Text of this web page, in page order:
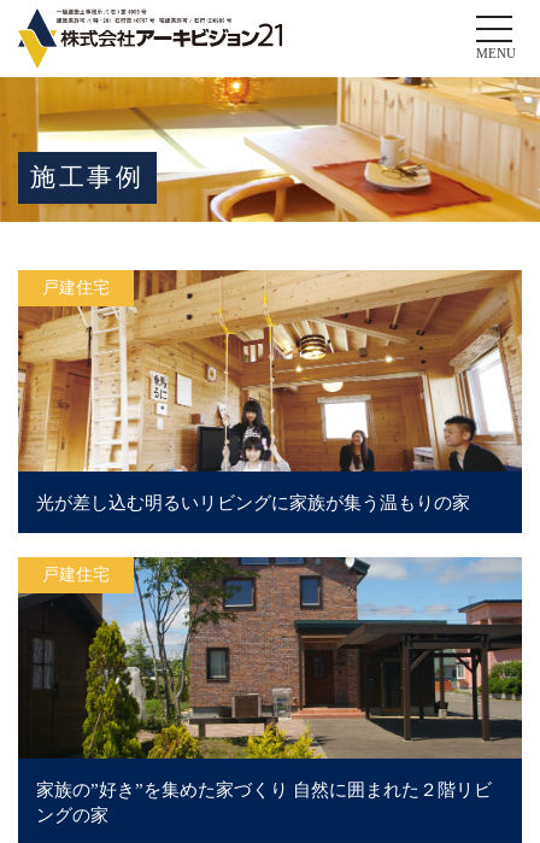
Toggle
MENU
施工事例
戸建住宅
光が差し込む明るいリビングに家族が集う温もりの家
戸建住宅
家族の”好き”を集めた家づくり 自然に囲まれた２階リビ
ングの家